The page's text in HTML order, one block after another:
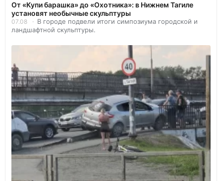
От «Купи барашка» до «Охотника»: в Нижнем Тагиле
установят необычные скульптуры
07.08
В городе подвели итоги симпозиума городской и
ландшафтной скульптуры.